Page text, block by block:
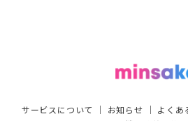
サービスについて ｜ お知らせ ｜ よくあ